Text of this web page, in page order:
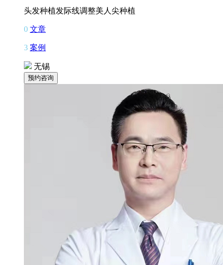
头发种植发际线调整美人尖种植
0 文章
3 案例
无锡